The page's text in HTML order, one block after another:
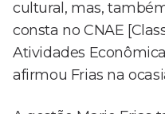
cultural, mas,
consta no CNAE
Atividades
afirmou Frias na